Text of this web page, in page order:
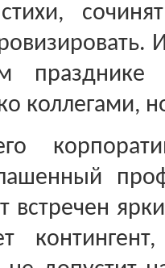
празднике
коллегами,
встречен
контингент,